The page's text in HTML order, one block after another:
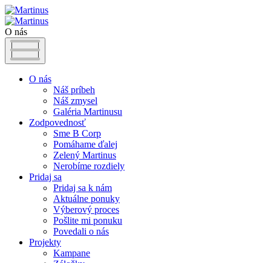
O nás
O nás
Náš príbeh
Náš zmysel
Galéria Martinusu
Zodpovednosť
Sme B Corp
Pomáhame ďalej
Zelený Martinus
Nerobíme rozdiely
Pridaj sa
Pridaj sa k nám
Aktuálne ponuky
Výberový proces
Pošlite mi ponuku
Povedali o nás
Projekty
Kampane